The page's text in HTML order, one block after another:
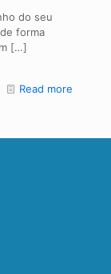
do seu
forma
[…]
Read more